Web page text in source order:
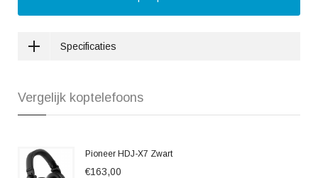
Specificaties
Vergelijk koptelefoons
Pioneer HDJ-X7 Zwart
€163,00